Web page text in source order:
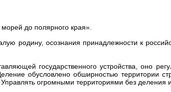
до полярного края».
родину, осознания принадлежности к
государственного устройства, оно
обусловлено обширностью территории
огромными территориями без деления